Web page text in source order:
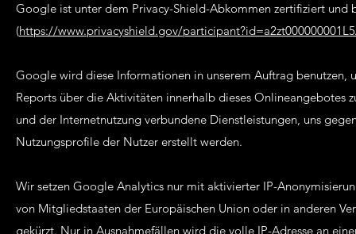
Google ist unter dem Privacy-Shield-Abkommen zertifiziert und
(https://www.privacyshield.gov/
Google wird diese Informationen in unserem Auftrag benutzen,
Reports über die Aktivitäten innerhalb dieses Onlineangebotes
und der Internetnutzung verbundene Dienstleistungen, uns
Nutzungsprofile der Nutzer erstellt werden.
Wir setzen Google Analytics nur mit aktivierter IP-
von Mitgliedstaaten der Europäischen Union oder in anderen
gekürzt. Nur in Ausnahmefällen wird die volle IP-Adresse an